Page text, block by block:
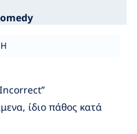
ίδιο πάθος κατά